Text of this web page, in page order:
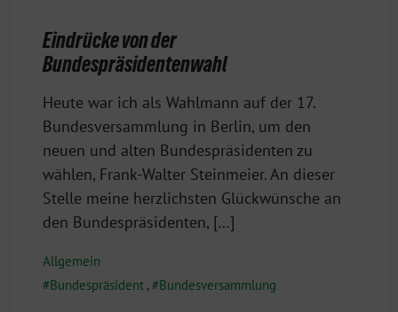
Eindrücke von der
Bundespräsidentenwahl
13.
Februar
2022
Heute war ich als Wahlmann auf der 17.
Bundesversammlung in Berlin, um den
neuen und alten Bundespräsidenten zu
wählen, Frank-Walter Steinmeier. An dieser
Stelle meine herzlichsten Glückwünsche an
den Bundespräsidenten, […]
Allgemein
Bundespräsident , Bundesversammlung